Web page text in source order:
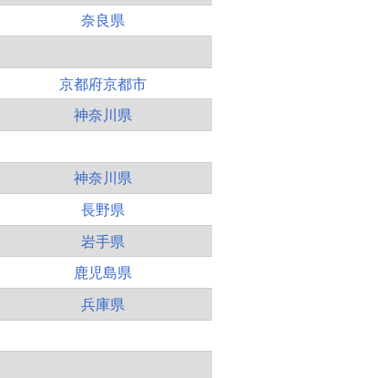
奈良県
京都府京都市
神奈川県
神奈川県
長野県
岩手県
鹿児島県
兵庫県